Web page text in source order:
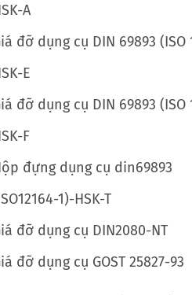
A
đỡ dụng cụ DIN 69893 (ISO
E
đỡ dụng cụ DIN 69893 (ISO
F
đựng dụng cụ din69893
1)-HSK-T
đỡ dụng cụ DIN2080-NT
đỡ dụng cụ GOST 25827-93